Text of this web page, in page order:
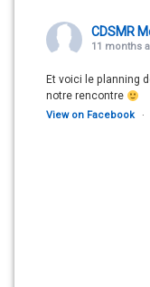
CDSMR
11 months
Et voici le planning
notre rencontre
View on Facebook ·